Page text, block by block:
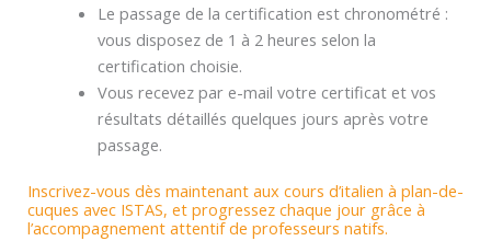
Le passage de la certification est chronométré :
vous disposez de 1 à 2 heures selon la
certification choisie.
Vous recevez par e-mail votre certificat et vos
résultats détaillés quelques jours après votre
passage.
Inscrivez-vous dès maintenant aux cours d’italien à plan-de-
cuques avec ISTAS, et progressez chaque jour grâce à
l’accompagnement attentif de professeurs natifs.